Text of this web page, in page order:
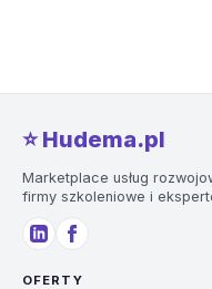
⭐️ Hudema.pl
Marketplace usług
firmy szkoleniowe i
OFERTY